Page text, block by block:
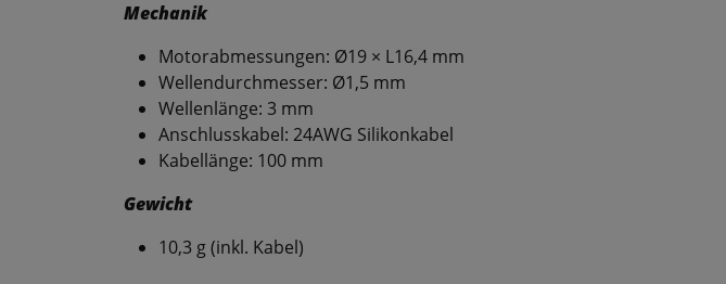
Mechanik
Motorabmessungen: Ø19 × L16,4 mm
Wellendurchmesser: Ø1,5 mm
Wellenlänge: 3 mm
Anschlusskabel: 24AWG Silikonkabel
Kabellänge: 100 mm
Gewicht
10,3 g (inkl. Kabel)